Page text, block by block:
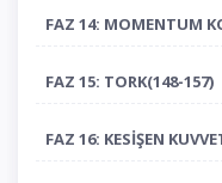
FAZ 14: MOMENTUM
FAZ 15: TORK(148-157)
FAZ 16: KESİŞEN